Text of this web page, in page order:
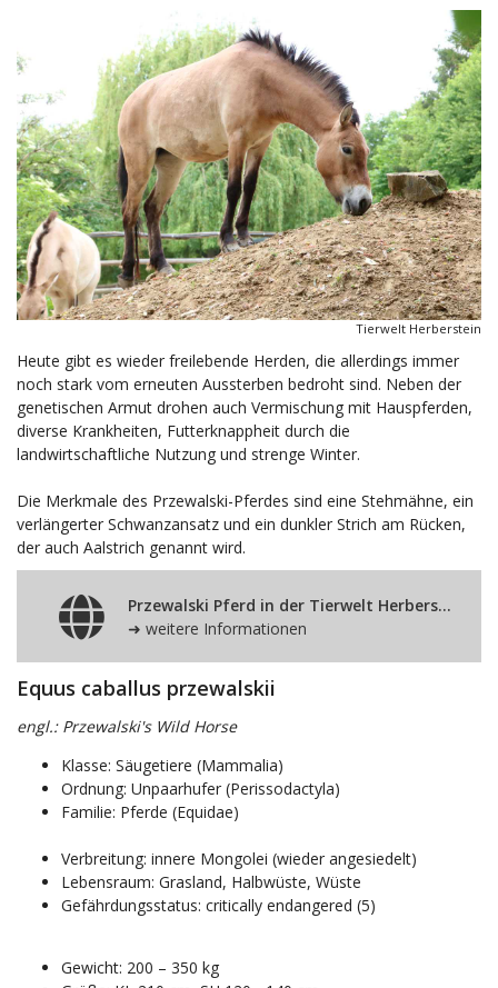
Tierwelt Herberstein
Heute gibt es wieder freilebende Herden, die allerdings immer
noch stark vom erneuten Aussterben bedroht sind. Neben der
genetischen Armut drohen auch Vermischung mit Hauspferden,
diverse Krankheiten, Futterknappheit durch die
landwirtschaftliche Nutzung und strenge Winter.
Die Merkmale des Przewalski-Pferdes sind eine Stehmähne, ein
verlängerter Schwanzansatz und ein dunkler Strich am Rücken,
der auch Aalstrich genannt wird.
Przewalski Pferd in der Tierwelt Herberstein
➜ weitere Informationen
Equus caballus przewalskii
engl.: Przewalski's Wild Horse
Klasse: Säugetiere (Mammalia)
Ordnung: Unpaarhufer (Perissodactyla)
Familie: Pferde (Equidae)
Verbreitung: innere Mongolei (wieder angesiedelt)
Lebensraum: Grasland, Halbwüste, Wüste
Gefährdungsstatus: critically endangered (5)
Gewicht: 200 – 350 kg